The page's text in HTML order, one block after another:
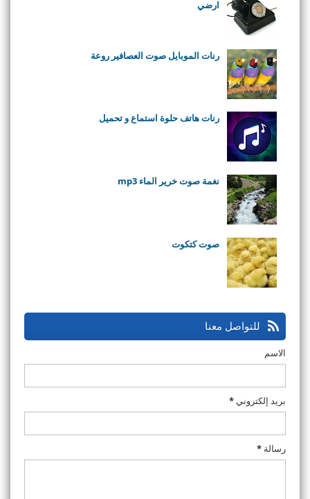
ارضي
رنات الموبايل صوت العصافير روعة
رنات هاتف حلوة استماع و تحميل
نغمة صوت خرير الماء mp3
صوت كتكوت
للتواصل معنا
الاسم
بريد إلكتروني*
رسالة *